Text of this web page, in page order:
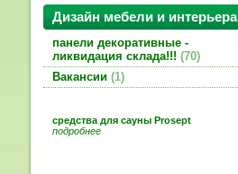
Дизайн мебели и интерьера
панели декоративные -
ликвидация склада!!! 70
Вакансии 1
средства для сауны Prosept
подробнее